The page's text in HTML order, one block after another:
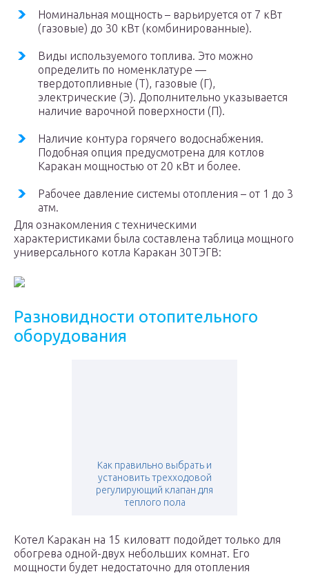
Номинальная мощность – варьируется от 7 кВт
(газовые) до 30 кВт (комбинированные).
Виды используемого топлива. Это можно
определить по номенклатуре —
твердотопливные (Т), газовые (Г),
электрические (Э). Дополнительно указывается
наличие варочной поверхности (П).
Наличие контура горячего водоснабжения.
Подобная опция предусмотрена для котлов
Каракан мощностью от 20 кВт и более.
Рабочее давление системы отопления – от 1 до 3
атм.
Для ознакомления с техническими
характеристиками была составлена таблица мощного
универсального котла Каракан 30ТЭГВ:
Разновидности отопительного
оборудования
Как правильно выбрать и
установить трехходовой
регулирующий клапан для
теплого пола
Котел Каракан на 15 киловатт подойдет только для
обогрева одной-двух небольших комнат. Его
мощности будет недостаточно для отопления